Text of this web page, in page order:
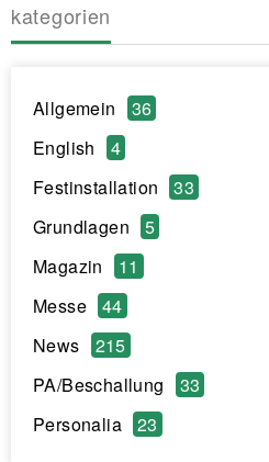
kategorien
Allgemein
36
English
4
Festinstallation
33
Grundlagen
5
Magazin
11
Messe
44
News
215
PA/Beschallung
33
Personalia
23